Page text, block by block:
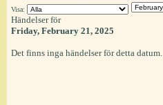
Visa:
Händelser för
Friday, February 21, 2025
Det finns inga händelser för detta datum.